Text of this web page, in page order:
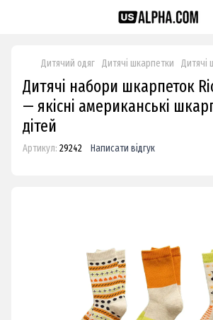
Дитячий одяг Дитячі шкарпетки Дитячі
Дитячі набори шкарпеток
— якісні американські
дітей
Артикул: 29242 Написати відгук